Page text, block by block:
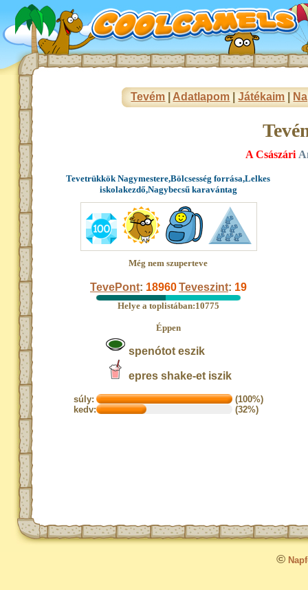
Tevém Adatlapom |Játékaim
A Császári
Tevetrükkök Nagymestere,Bölcsesség forrása,Lelkes
iskolakezdő,Nagybecsű karavántag
Még nem szuperteve
TevePont: 18960Teveszint: 19
Helye a toplistában:10775
Éppen
spenótot eszik
epres shake-et iszik
súly:
(100%)
kedv:
(32%)
©